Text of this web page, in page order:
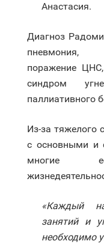
Анастасия.
Диагноз
пневмония,
поражение
синдром
паллиативного
Из-за тяжелого
с основными и
многие
«Каждый
занятий и
необходимо